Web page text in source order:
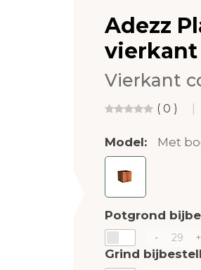
Adezz
vierkant
Vierkant
( 0 )
Model: Met
Potgrond
- +
Grind